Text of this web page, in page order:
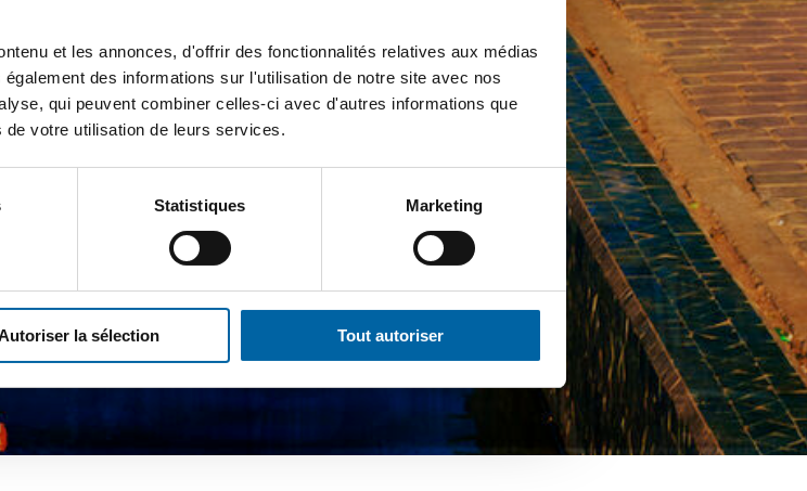
et les annonces, d'offrir des fonctionnalités relatives aux médias
des informations sur l'utilisation de notre site avec nos
qui peuvent combiner celles-ci avec d'autres informations que
votre utilisation de leurs services.
Statistiques Marketing
la sélection Tout autoriser